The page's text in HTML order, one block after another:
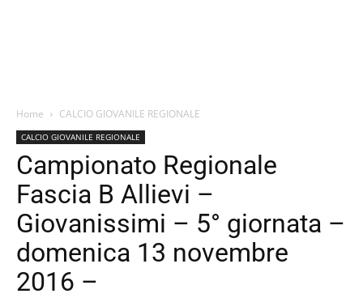
Home CALCIO GIOVANILE REGIONALE
CALCIO GIOVANILE REGIONALE
Campionato Regionale
Fascia B Allievi –
Giovanissimi – 5° giornata –
domenica 13 novembre
2016 –